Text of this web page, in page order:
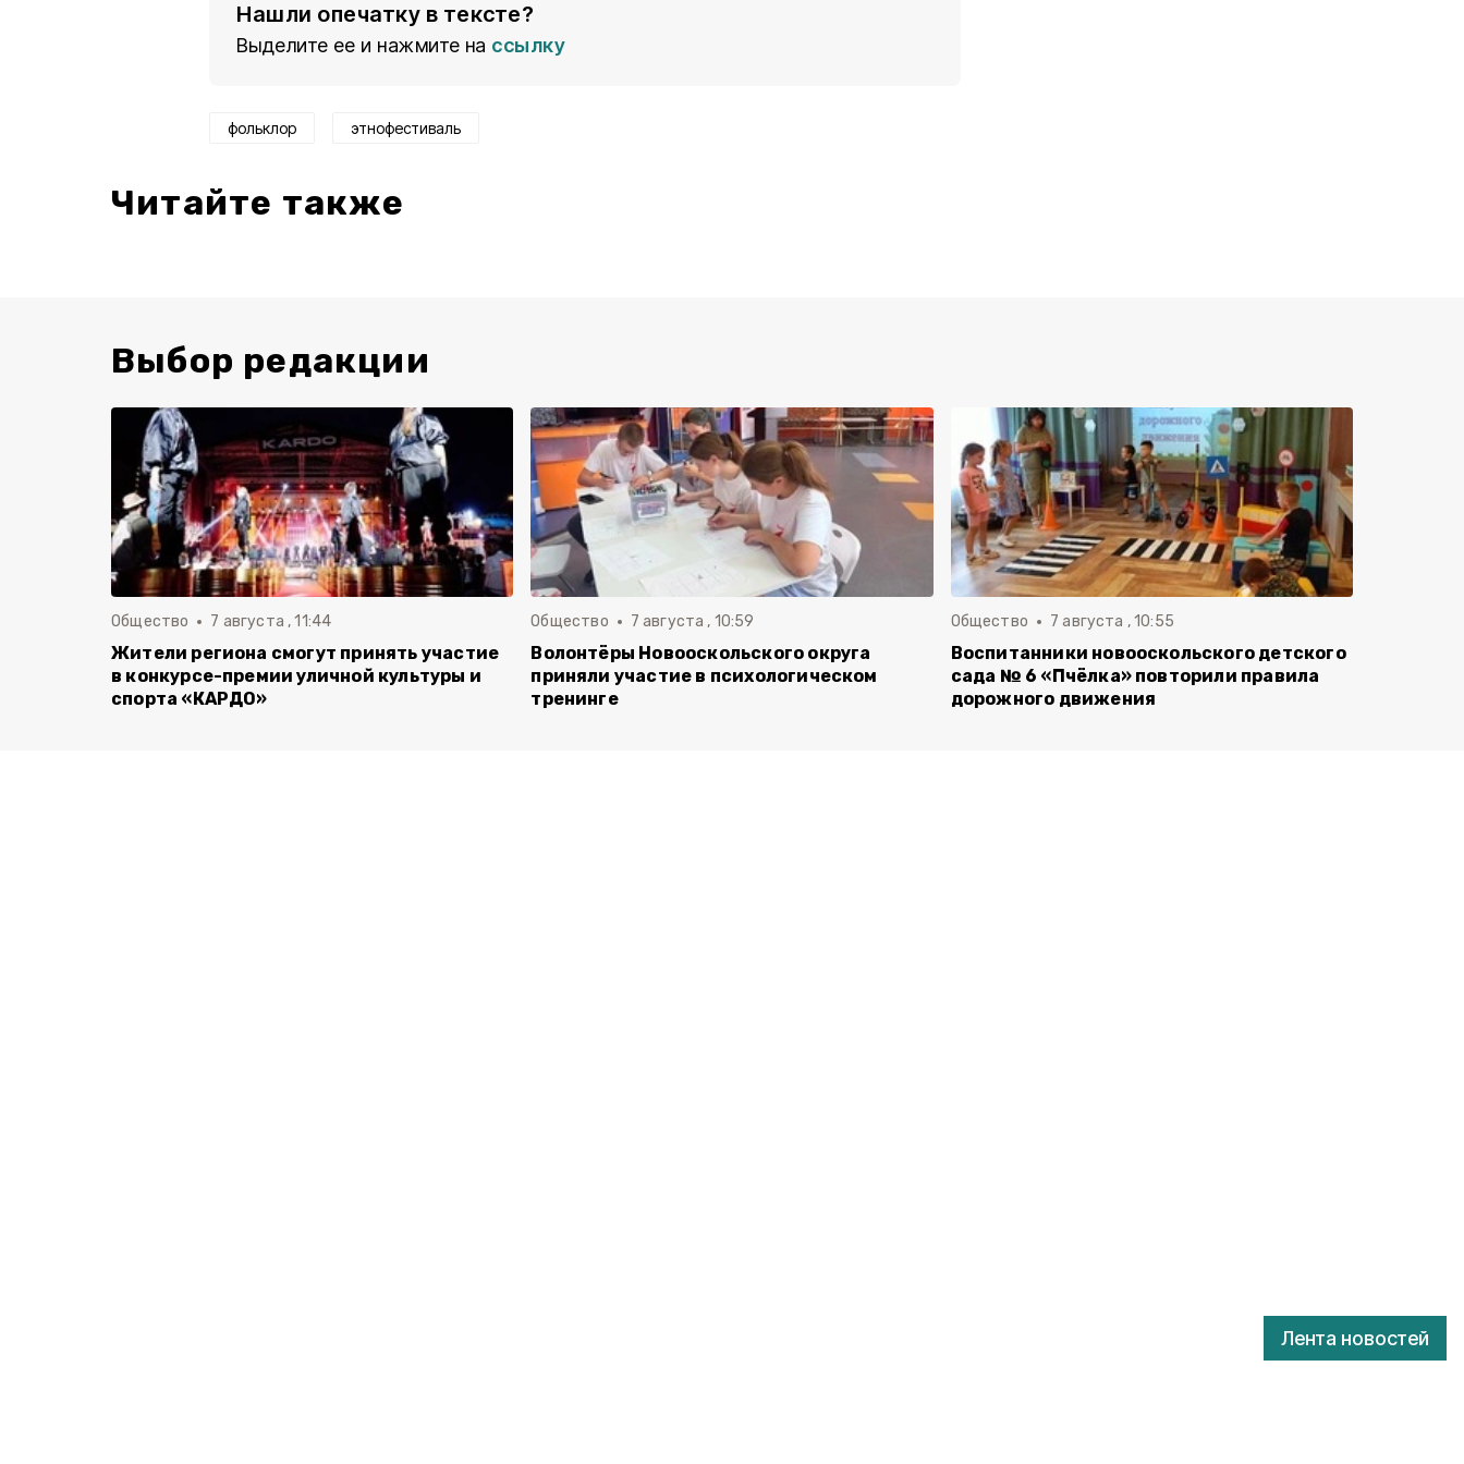
Лента новостей
Нашли опечатку в тексте?
Выделите ее и нажмите на ссылку
фольклор этнофестиваль
Читайте также
Выбор редакции
Общество 7 августа , 11:44
Жители региона смогут принять участие
в конкурсе-премии уличной культуры и
спорта «КАРДО»
Общество 7 августа , 10:59
Волонтёры Новооскольского округа
приняли участие в психологическом
тренинге
Общество 7 августа , 10:55
Воспитанники новооскольского детского
сада № 6 «Пчёлка» повторили правила
дорожного движения